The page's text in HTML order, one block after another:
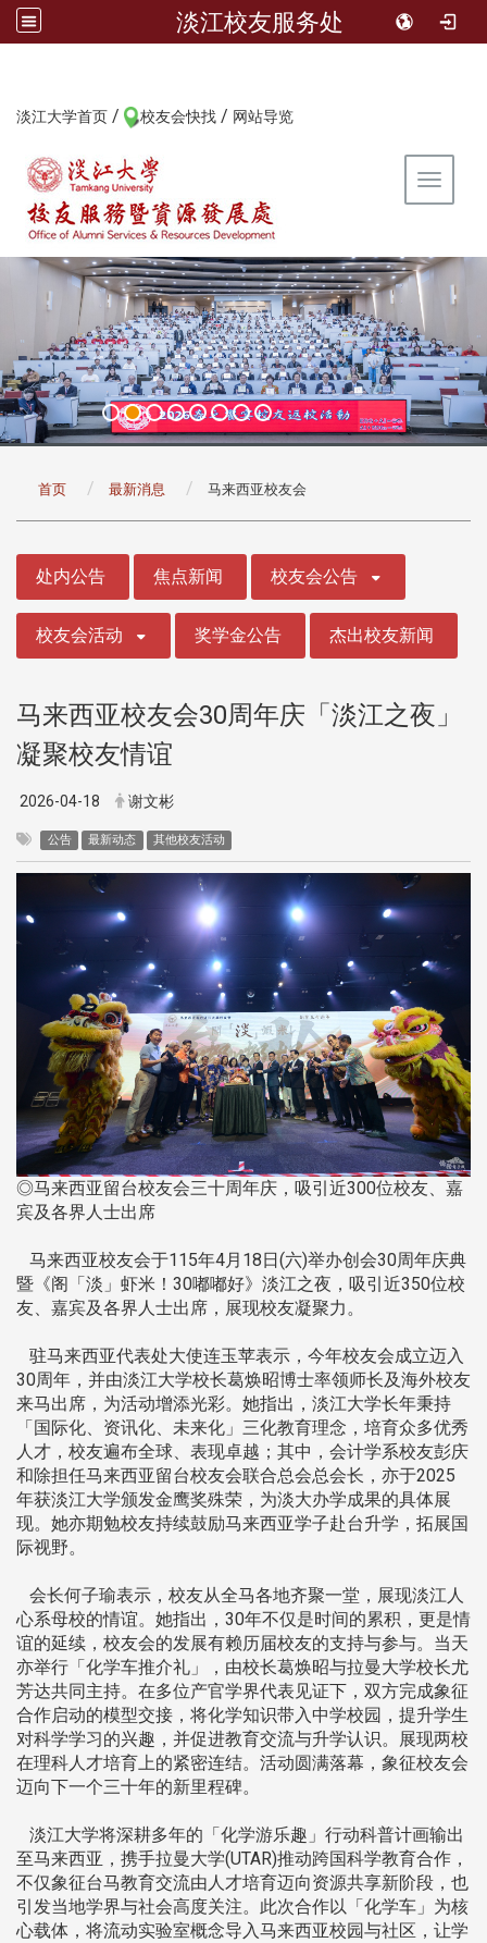
淡江校友服务处
淡江大学首页 / 校友会快找 / 网站导览
Toggle
首页 最新消息 马来西亚校友会
处内公告 焦点新闻 校友会公告
校友会活动 奖学金公告 杰出校友新闻
马来西亚校友会30周年庆「淡江之夜」
凝聚校友情谊
2026-04-18 谢文彬
公告 最新动态 其他校友活动
◎马来西亚留台校友会三十周年庆，吸引近300位校友、嘉
宾及各界人士出席
马来西亚校友会于115年4月18日(六)举办创会30周年庆典
暨《阁「淡」虾米！30嘟嘟好》淡江之夜，吸引近350位校
友、嘉宾及各界人士出席，展现校友凝聚力。
驻马来西亚代表处大使连玉苹表示，今年校友会成立迈入
30周年，并由淡江大学校长葛焕昭博士率领师长及海外校友
来马出席，为活动增添光彩。她指出，淡江大学长年秉持
「国际化、资讯化、未来化」三化教育理念，培育众多优秀
人才，校友遍布全球、表现卓越；其中，会计学系校友彭庆
和除担任马来西亚留台校友会联合总会总会长，亦于2025
年获淡江大学颁发金鹰奖殊荣，为淡大办学成果的具体展
现。她亦期勉校友持续鼓励马来西亚学子赴台升学，拓展国
际视野。
会长何子瑜表示，校友从全马各地齐聚一堂，展现淡江人
心系母校的情谊。她指出，30年不仅是时间的累积，更是情
谊的延续，校友会的发展有赖历届校友的支持与参与。当天
亦举行「化学车推介礼」，由校长葛焕昭与拉曼大学校长尤
芳达共同主持。在多位产官学界代表见证下，双方完成象征
合作启动的模型交接，将化学知识带入中学校园，提升学生
对科学学习的兴趣，并促进教育交流与升学认识。展现两校
在理科人才培育上的紧密连结。活动圆满落幕，象征校友会
迈向下一个三十年的新里程碑。
淡江大学将深耕多年的「化学游乐趣」行动科普计画输出
至马来西亚，携手拉曼大学(UTAR)推动跨国科学教育合作，
不仅象征台马教育交流由人才培育迈向资源共享新阶段，也
引发当地学界与社会高度关注。此次合作以「化学车」为核
心载体，将流动实验室概念导入马来西亚校园与社区，让学